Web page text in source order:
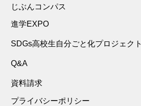
じぶんコンパス
進学EXPO
SDGs高校生自分ごと化プロジェクト
Q&A
資料請求
プライバシーポリシー